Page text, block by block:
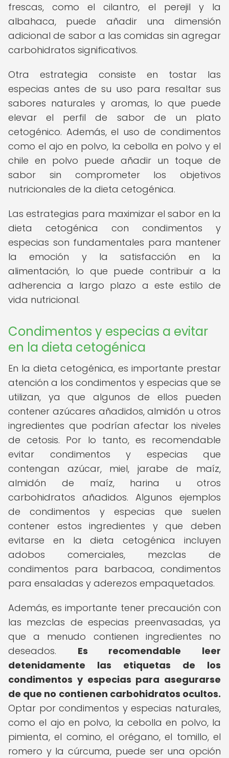
frescas, como el cilantro, el perejil y la
albahaca, puede añadir una dimensión
adicional de sabor a las comidas sin agregar
carbohidratos significativos.
Otra estrategia consiste en tostar las
especias antes de su uso para resaltar sus
sabores naturales y aromas, lo que puede
elevar el perfil de sabor de un plato
cetogénico. Además, el uso de condimentos
como el ajo en polvo, la cebolla en polvo y el
chile en polvo puede añadir un toque de
sabor sin comprometer los objetivos
nutricionales de la dieta cetogénica.
Las estrategias para maximizar el sabor en la
dieta cetogénica con condimentos y
especias son fundamentales para mantener
la emoción y la satisfacción en la
alimentación, lo que puede contribuir a la
adherencia a largo plazo a este estilo de
vida nutricional.
Condimentos y especias a evitar
en la dieta cetogénica
En la dieta cetogénica, es importante prestar
atención a los condimentos y especias que se
utilizan, ya que algunos de ellos pueden
contener azúcares añadidos, almidón u otros
ingredientes que podrían afectar los niveles
de cetosis. Por lo tanto, es recomendable
evitar condimentos y especias que
contengan azúcar, miel, jarabe de maíz,
almidón de maíz, harina u otros
carbohidratos añadidos. Algunos ejemplos
de condimentos y especias que suelen
contener estos ingredientes y que deben
evitarse en la dieta cetogénica incluyen
adobos comerciales, mezclas de
condimentos para barbacoa, condimentos
para ensaladas y aderezos empaquetados.
Además, es importante tener precaución con
las mezclas de especias preenvasadas, ya
que a menudo contienen ingredientes no
deseados. Es recomendable leer
detenidamente las etiquetas de los
condimentos y especias para asegurarse
de que no contienen carbohidratos ocultos.
Optar por condimentos y especias naturales,
como el ajo en polvo, la cebolla en polvo, la
pimienta, el comino, el orégano, el tomillo, el
romero y la cúrcuma, puede ser una opción